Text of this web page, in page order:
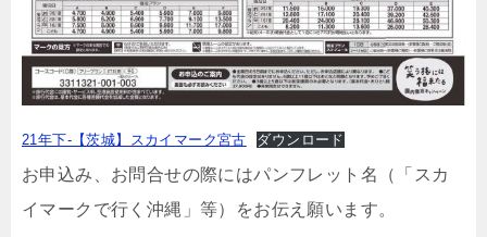
21年下-【茨城】スカイマーク宮古 ダウンロード
お申込み、お問合せの際にはパンフレット名（「スカ
イマークで行く沖縄」等）をお伝え願います。